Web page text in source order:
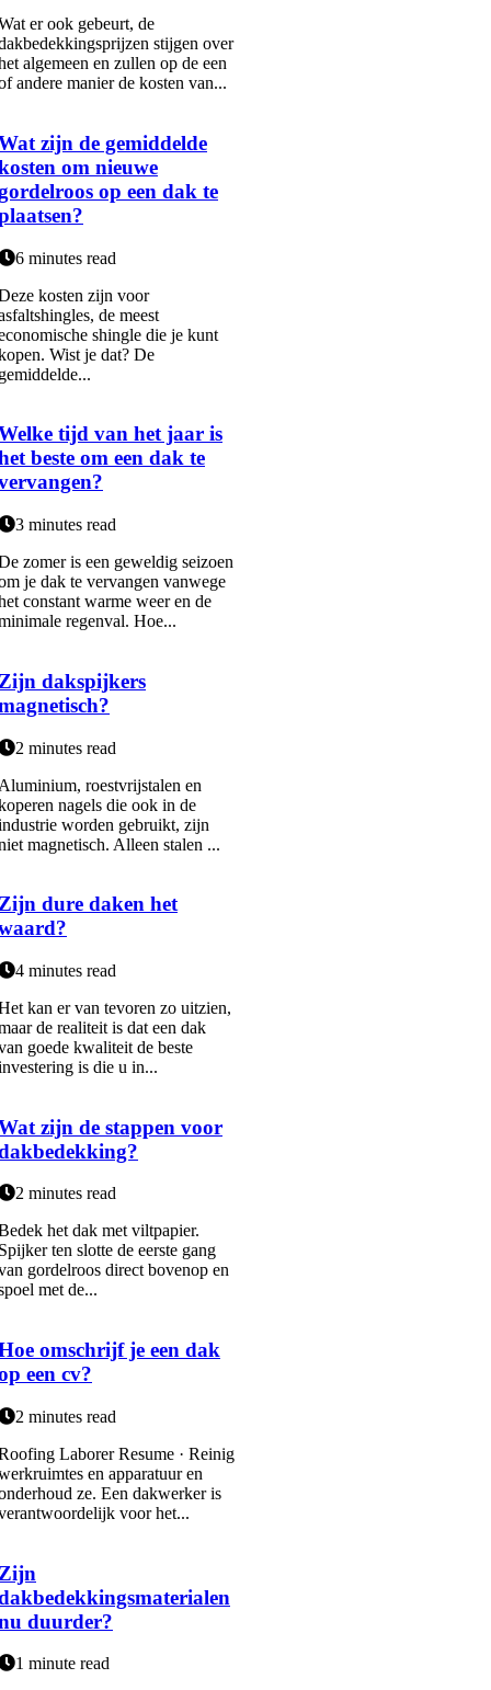
er ook gebeurt, de
stijgen over
algemeen en zullen op de een
andere manier de kosten van...
zijn de gemiddelde
om nieuwe
op een dak te
6 minutes read
kosten zijn voor
de meest
shingle die je kunt
Wist je dat? De
tijd van het jaar is
beste om een dak te
3 minutes read
zomer is een geweldig seizoen
je dak te vervangen vanwege
constant warme weer en de
regenval. Hoe...
dakspijkers
2 minutes read
roestvrijstalen en
nagels die ook in de
worden gebruikt, zijn
magnetisch. Alleen stalen ...
dure daken het
4 minutes read
kan er van tevoren zo uitzien,
de realiteit is dat een dak
goede kwaliteit de beste
is die u in...
zijn de stappen voor
2 minutes read
het dak met viltpapier.
ten slotte de eerste gang
gordelroos direct bovenop en
met de...
omschrijf je een dak
een cv?
2 minutes read
Laborer Resume · Reinig
en apparatuur en
ze. Een dakwerker is
voor het...
duurder?
1 minute read